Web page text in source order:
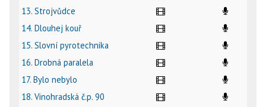
13. Strojvůdce
14. Dlouhej kouř
15. Slovní pyrotechnika
16. Drobná paralela
17. Bylo nebylo
18. Vinohradská č.p. 90